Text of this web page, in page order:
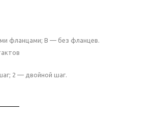
фланцами; B — без фланцев.
2 — двойной шаг.